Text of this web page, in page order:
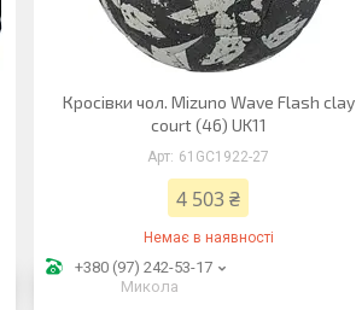
Кросівки чол. Mizuno Wave Flash clay
court (46) UK11
61GC1922-27
4 503 ₴
Немає в наявності
+380 (97) 242-53-17
Микола